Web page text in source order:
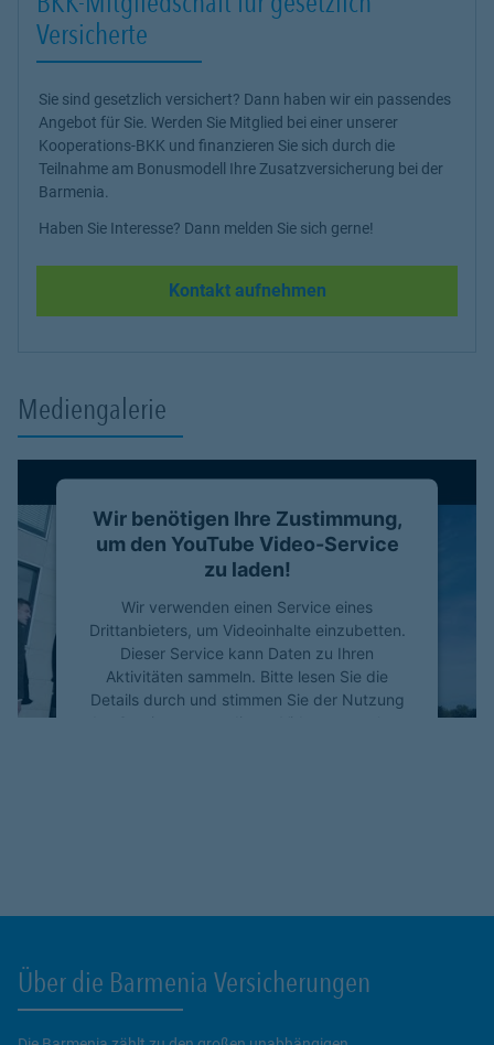
Versicherte
Sie sind gesetzlich versichert? Dann haben wir ein passendes
Angebot für Sie. Werden Sie Mitglied bei einer unserer
Kooperations-BKK und finanzieren Sie sich durch die
Teilnahme am Bonusmodell Ihre Zusatzversicherung bei der
Barmenia.
Haben Sie Interesse? Dann melden Sie sich gerne!
Kontakt aufnehmen
Mediengalerie
Wir benötigen Ihre Zustimmung,
um den YouTube Video-Service
zu laden!
Wir verwenden einen Service eines
Drittanbieters, um Videoinhalte einzubetten.
Dieser Service kann Daten zu Ihren
Aktivitäten sammeln. Bitte lesen Sie die
Details durch und stimmen Sie der Nutzung
Über die Barmenia Versicherungen